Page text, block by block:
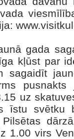
gada
kļūst par
sagaidīt
uz
īstu
1.00 virs